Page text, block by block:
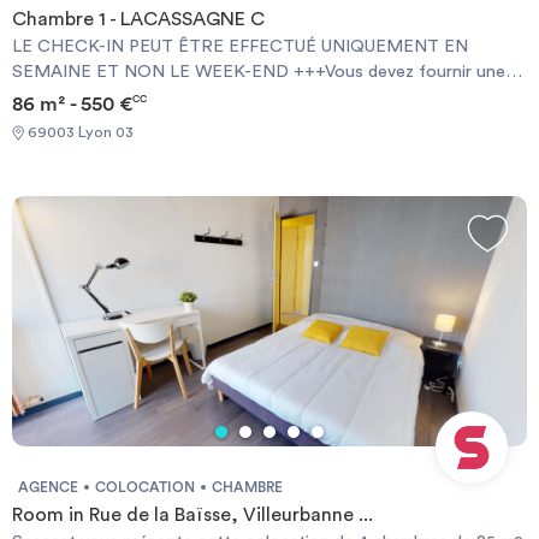
Chambre 1 - LACASSAGNE C
LE CHECK-IN PEUT ÊTRE EFFECTUÉ UNIQUEMENT EN
SEMAINE ET NON LE WEEK-END +++Vous devez fournir une
Garantie Visale obligatoirement et une assurance habitation+++
[ENG] CHECK-IN CAN ONLY BE DONE ON WEEKDAYS AND
NOT AT WEEKENDS +++You must provide a Visale Guarantee
86 m² - 550 €CC
69003 Lyon 03
AGENCE COLOCATION CHAMBRE
Room in Rue de la Baïsse, Villeurbanne ...